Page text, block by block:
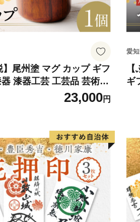
【寄附申し込みに関する注
・寄附申込みのキャンセル
・お礼の品は、ご寄附をい
にお一人様1回等の回数制
産量や入荷の状況等により
その場合、別の品物に変更
遠慮ください。
・決済手段の不正利用が疑
場合、不正利用防止のため
理をさせていただく場合が
】尾州塗 マグ カップ ギフ
器 漆器工芸 工芸品 芸術性
味しく安全な食事 手作り
おうち時間 プレゼント
23,000円
愛
ギ